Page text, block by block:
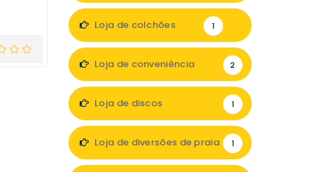
Loja de colchões 1
Loja de conveniência 2
Loja de discos 1
Loja de diversões de praia 1